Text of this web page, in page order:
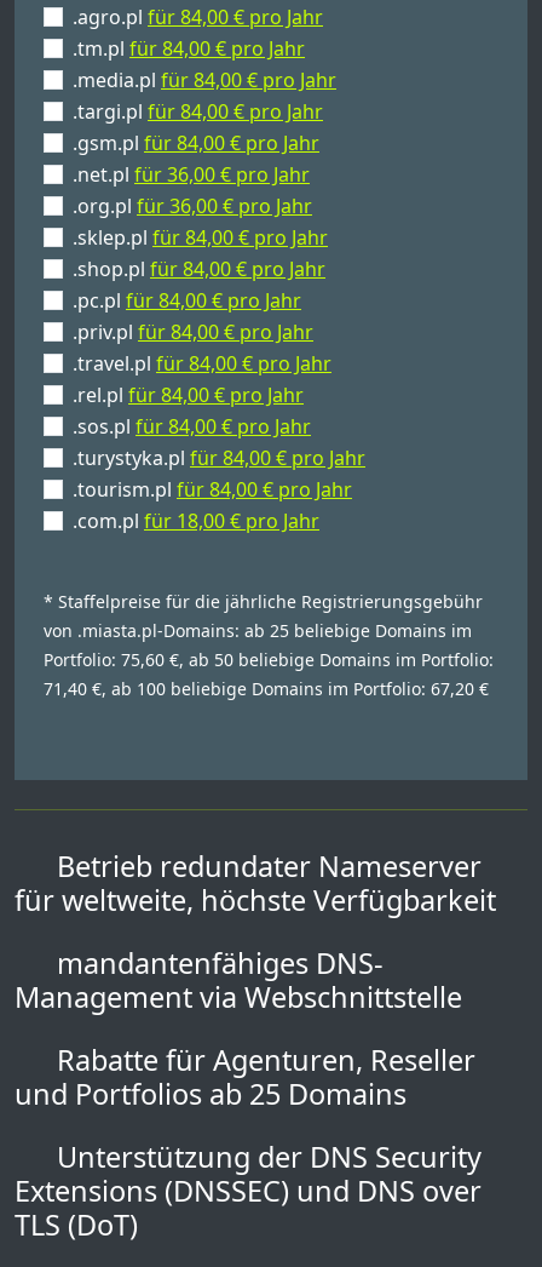
.agro.pl für 84,00 € pro Jahr
.tm.pl für 84,00 € pro Jahr
.media.pl für 84,00 € pro Jahr
.targi.pl für 84,00 € pro Jahr
.gsm.pl für 84,00 € pro Jahr
.net.pl für 36,00 € pro Jahr
.org.pl für 36,00 € pro Jahr
.sklep.pl für 84,00 € pro Jahr
.shop.pl für 84,00 € pro Jahr
.pc.pl für 84,00 € pro Jahr
.priv.pl für 84,00 € pro Jahr
.travel.pl für 84,00 € pro Jahr
.rel.pl für 84,00 € pro Jahr
.sos.pl für 84,00 € pro Jahr
.turystyka.pl für 84,00 € pro Jahr
.tourism.pl für 84,00 € pro Jahr
.com.pl für 18,00 € pro Jahr
* Staffelpreise für die jährliche Registrierungsgebühr
von .miasta.pl-Domains: ab 25 beliebige Domains im
Portfolio: 75,60 €, ab 50 beliebige Domains im Portfolio:
71,40 €, ab 100 beliebige Domains im Portfolio: 67,20 €
Betrieb redundater Nameserver
für weltweite, höchste Verfügbarkeit
mandantenfähiges DNS-
Management via Webschnittstelle
Rabatte für Agenturen, Reseller
und Portfolios ab 25 Domains
Unterstützung der DNS Security
Extensions (DNSSEC) und DNS over
TLS (DoT)